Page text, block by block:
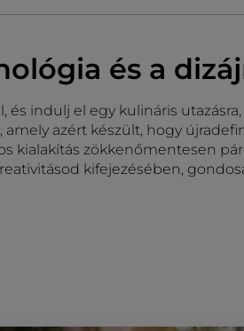
és a
indulj el egy kulináris
azért készült, hogy
kialakítás zökkenőmentesen
kifejezésében,